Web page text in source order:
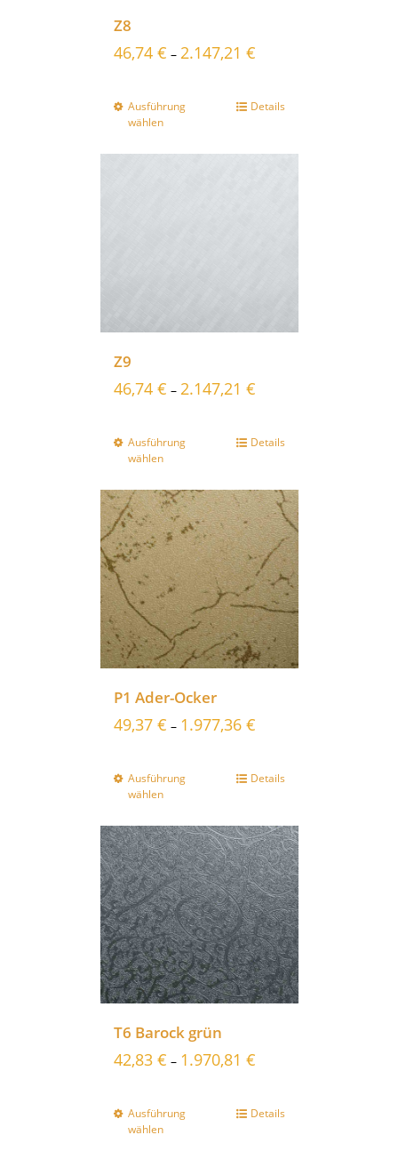
Z8
46,74 € – 2.147,21 €
Ausführung
wählen
Details
Z9
46,74 € – 2.147,21 €
Ausführung
wählen
Details
P1 Ader-Ocker
49,37 € – 1.977,36 €
Ausführung
wählen
Details
T6 Barock grün
42,83 € – 1.970,81 €
Ausführung
wählen
Details